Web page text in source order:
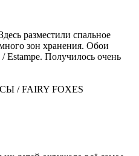
разместили спальное
зон хранения. Обои
Estampe. Получилось очень
/ FAIRY FOXES